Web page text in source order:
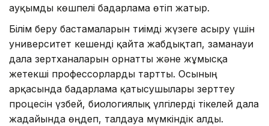
ауқымды көшпелі бағдарлама өтіп жатыр.
Білім беру бастамаларын тиімді жүзеге асыру үшін
университет кешенді қайта жабдықтап, заманауи
дала зертханаларын орнатты және жұмысқа
жетекші профессорларды тартты. Осының
арқасында бағдарлама қатысушылары зерттеу
процесін үзбей, биологиялық үлгілерді тікелей дала
жағдайында өңдеп, талдауға мүмкіндік алды.